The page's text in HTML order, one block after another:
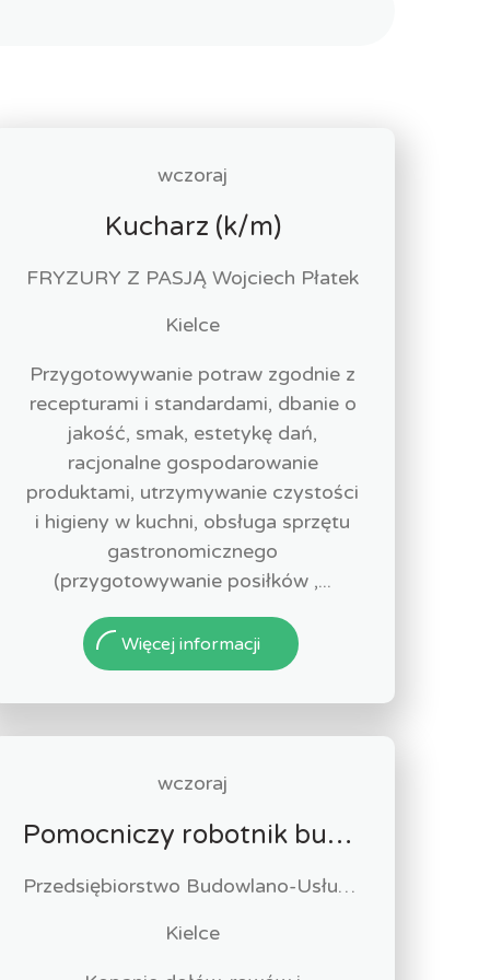
wczoraj
Kucharz (k/m)
FRYZURY Z PASJĄ Wojciech Płatek
Kielce
Przygotowywanie potraw zgodnie z
recepturami i standardami, dbanie o
jakość, smak, estetykę dań,
racjonalne gospodarowanie
produktami, utrzymywanie czystości
i higieny w kuchni, obsługa sprzętu
gastronomicznego
(przygotowywanie posiłków ,...
Więcej informacji
wczoraj
Pomocniczy robotnik budowlany (k/m)
Przedsiębiorstwo Budowlano-Usługowe "Hema" Mariusz Klimek
Kielce